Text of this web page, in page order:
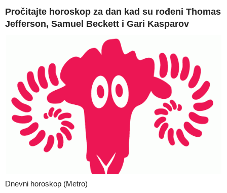
Pročitajte horoskop za dan kad su rođeni Thomas
Jefferson, Samuel Beckett i Gari Kasparov
Dnevni horoskop (Metro)